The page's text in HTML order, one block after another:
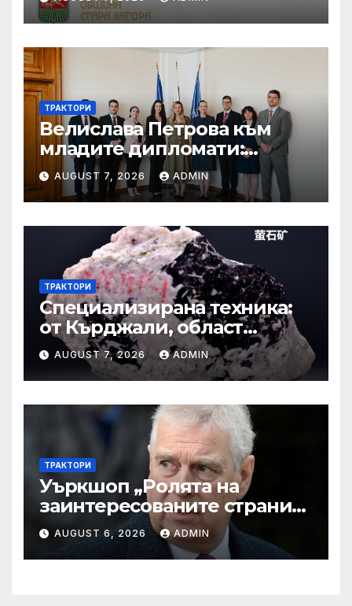
ТРАКТОРИ
Велислава Петрова към
младите дипломати:
Бъдете смели, уверени и
винаги отстоявайте
интересите на България
AUGUST 7, 2026 ADMIN
ТРАКТОРИ
Специализирана техника:
от Кърджали, област
Кърджали Втора ръка и
нови с ТОП цени онлайн от
цяла България — Bazar.bg
AUGUST 7, 2026 ADMIN
ТРАКТОРИ
Уъркшоп „Ролята на
заинтересованите страни
във външното осигуряване
на качеството“
AUGUST 6, 2026 ADMIN